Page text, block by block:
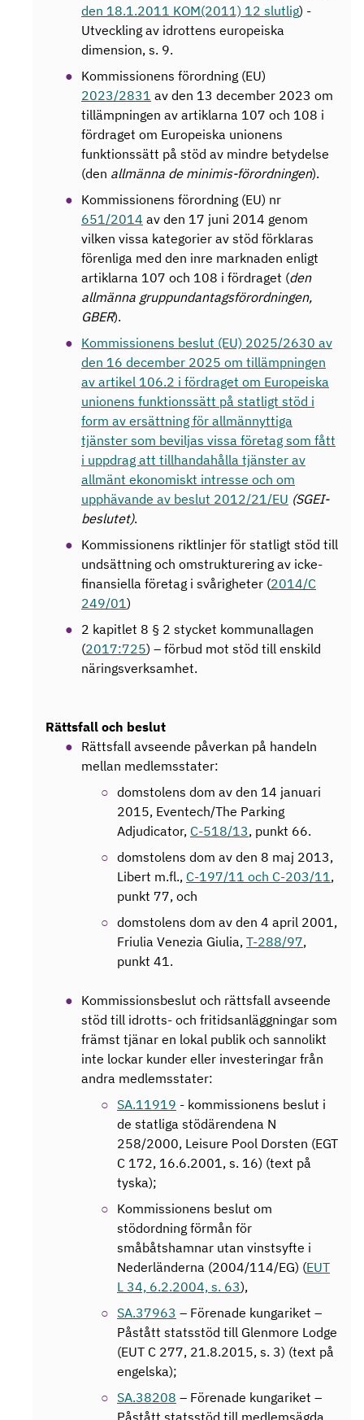
den 18.1.2011 KOM(2011) 12 slutlig) -
Utveckling av idrottens europeiska
dimension, s. 9.
Kommissionens förordning (EU)
2023/2831 av den 13 december 2023 om
tillämpningen av artiklarna 107 och 108 i
fördraget om Europeiska unionens
funktionssätt på stöd av mindre betydelse
(den allmänna de minimis-förordningen).
Kommissionens förordning (EU) nr
651/2014 av den 17 juni 2014 genom
vilken vissa kategorier av stöd förklaras
förenliga med den inre marknaden enligt
artiklarna 107 och 108 i fördraget (den
allmänna gruppundantagsförordningen,
GBER).
Kommissionens beslut (EU) 2025/2630 av
den 16 december 2025 om tillämpningen
av artikel 106.2 i fördraget om Europeiska
unionens funktionssätt på statligt stöd i
form av ersättning för allmännyttiga
tjänster som beviljas vissa företag som fått
i uppdrag att tillhandahålla tjänster av
allmänt ekonomiskt intresse och om
upphävande av beslut 2012/21/EU (SGEI-
beslutet).
Kommissionens riktlinjer för statligt stöd till
undsättning och omstrukturering av icke-
finansiella företag i svårigheter (2014/C
249/01)
2 kapitlet 8 § 2 stycket kommunallagen
(2017:725) – förbud mot stöd till enskild
näringsverksamhet.
Rättsfall och beslut
Rättsfall avseende påverkan på handeln
mellan medlemsstater:
domstolens dom av den 14 januari
2015, Eventech/The Parking
Adjudicator, C-518/13, punkt 66.
domstolens dom av den 8 maj 2013,
Libert m.fl., C-197/11 och C-203/11,
punkt 77, och
domstolens dom av den 4 april 2001,
Friulia Venezia Giulia, T-288/97,
punkt 41.
Kommissionsbeslut och rättsfall avseende
stöd till idrotts- och fritidsanläggningar som
främst tjänar en lokal publik och sannolikt
inte lockar kunder eller investeringar från
andra medlemsstater:
SA.11919 - kommissionens beslut i
de statliga stödärendena N
258/2000, Leisure Pool Dorsten (EGT
C 172, 16.6.2001, s. 16) (text på
tyska);
Kommissionens beslut om
stödordning förmån för
småbåtshamnar utan vinstsyfte i
Nederländerna (2004/114/EG) (EUT
L 34, 6.2.2004, s. 63),
SA.37963 – Förenade kungariket –
Påstått statsstöd till Glenmore Lodge
(EUT C 277, 21.8.2015, s. 3) (text på
engelska);
SA.38208 – Förenade kungariket –
Påstått statsstöd till medlemsägda